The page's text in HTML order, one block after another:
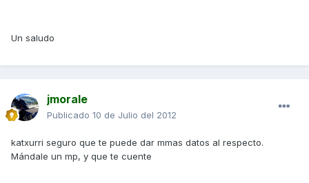
Un saludo
jmorale
Publicado 10 de Julio del 2012
katxurri seguro que te puede dar mmas datos al respecto.
Mándale un mp, y que te cuente